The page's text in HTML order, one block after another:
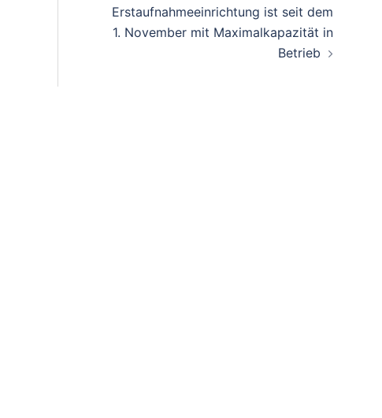
Erstaufnahmeeinrichtung ist seit dem
1. November mit Maximalkapazität in
Betrieb